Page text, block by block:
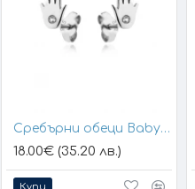
Сребърни обеци Baby Hands
18.00€ (35.20 лв.)
Купи